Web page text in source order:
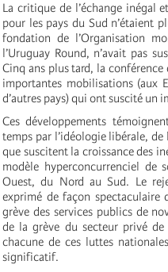
La critique de l’échange inégal
pour les pays du Sud n’étaient
fondation de l’Organisation
l’Uruguay Round, n’avait pas
Cinq ans plus tard, la conférence
importantes mobilisations (aux
d’autres pays) qui ont suscité
Ces développements
temps par l’idéologie libérale,
que suscitent la croissance des
modèle hyperconcurrenciel de
Ouest, du Nord au Sud. Le
exprimé de façon spectaculaire
grève des services publics de
de la grève du secteur privé
chacune de ces luttes
significatif.